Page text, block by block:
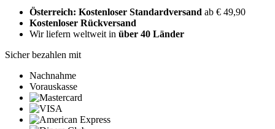
Österreich: Kostenloser Standardversand ab € 49,90
Kostenloser Rückversand
Wir liefern weltweit in über 40 Länder
Sicher bezahlen mit
Nachnahme
Vorauskasse